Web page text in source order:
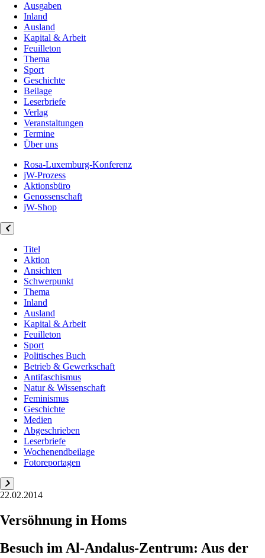
Ausgaben
Inland
Ausland
Kapital & Arbeit
Feuilleton
Thema
Sport
Geschichte
Beilage
Leserbriefe
Verlag
Veranstaltungen
Termine
Über uns
Rosa-Luxemburg-Konferenz
jW-Prozess
Aktionsbüro
Genossenschaft
jW-Shop
Titel
Aktion
Ansichten
Schwerpunkt
Thema
Inland
Ausland
Kapital & Arbeit
Feuilleton
Sport
Politisches Buch
Betrieb & Gewerkschaft
Antifaschismus
Natur & Wissenschaft
Feminismus
Geschichte
Medien
Abgeschrieben
Leserbriefe
Wochenendbeilage
Fotoreportagen
22.02.2014
Versöhnung in Homs
Besuch im Al-Andalus-Zentrum: Aus der